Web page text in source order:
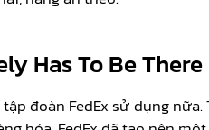
Has To Be
đoàn FedEx sử dụng